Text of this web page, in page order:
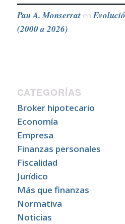
Pau A. Monserraten
(2000 a 2026)
CATEGORÍAS
Broker hipotecario
Economía
Empresa
Finanzas personales
Fiscalidad
Jurídico
Más que finanzas
Normativa
Noticias